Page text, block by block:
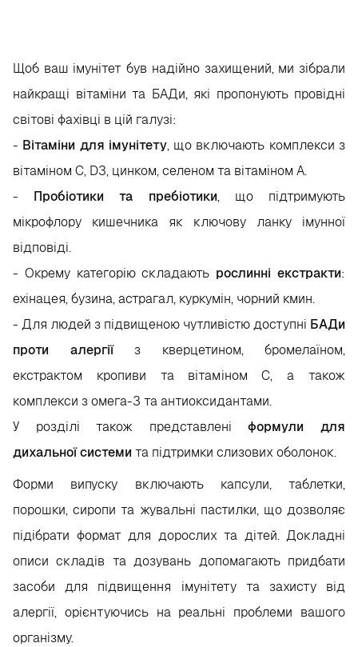
Щоб ваш імунітет був надійно захищений, ми зібрали
найкращі вітаміни та БАДи, які пропонують провідні
світові фахівці в цій галузі:
- Вітаміни для імунітету, що включають комплекси з
вітаміном C, D3, цинком, селеном та вітаміном A.
- Пробіотики та пребіотики, що підтримують
мікрофлору кишечника як ключову ланку імунної
відповіді.
- Окрему категорію складають рослинні екстракти:
ехінацея, бузина, астрагал, куркумін, чорний кмин.
- Для людей з підвищеною чутливістю доступні БАДи
проти алергіїз кверцетином, бромелаїном,
екстрактом кропиви та вітаміном C, а також
комплекси з омега-3 та антиоксидантами.
У розділі також представленіформули для
дихальної системи та підтримки слизових оболонок.
Форми випуску включають капсули, таблетки,
порошки, сиропи та жувальні пастилки, що дозволяє
підібрати формат для дорослих та дітей. Докладні
описи складів та дозувань допомагають придбати
засоби для підвищення імунітету та захисту від
алергії, орієнтуючись на реальні проблеми вашого
організму.